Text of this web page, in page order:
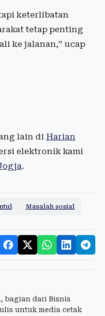
keterlibatan
tetap penting
ke jalanan,” ucap
lain di Harian
elektronik kami
.
Masalah sosial
bagian dari Bisnis
untuk media cetak